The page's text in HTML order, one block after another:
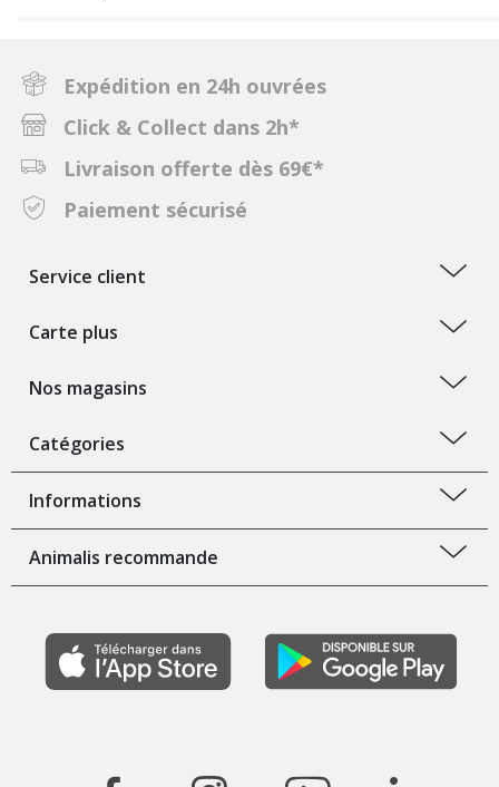
Expédition en 24h ouvrées
Click & Collect dans 2h*
Livraison offerte dès 69€*
Paiement sécurisé
Service client
Carte plus
Nos magasins
Catégories
Informations
Animalis recommande